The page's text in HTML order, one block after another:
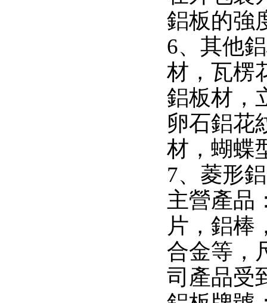
鋁板的強
6、其他
材，瓦楞
鋁板材，
卵石鋁花
材，蝴蝶
7、菱形
主營產品
片，鋁棒
合金等，
司產品受